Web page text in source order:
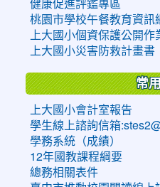
健康促進評鑑專區
桃園市學校午餐教育資訊
上大國小個資保護公開作
上大國小災害防救計畫書
常
上大國小會計室報告
學生線上諮詢信箱
學務系統（成績）
12年國教課程綱要
總務相關表件